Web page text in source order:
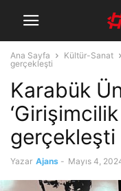
Ana Sayfa Kültür-Sanat
gerçekleşti
Karabük
gerçekleşti
Yazar Ajans - Mayıs 4,